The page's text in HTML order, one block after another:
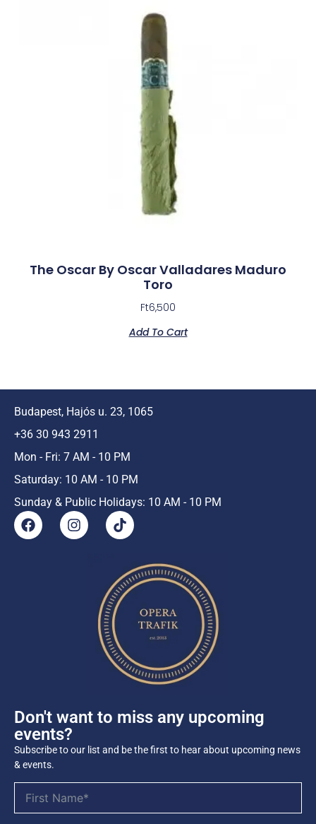
The Oscar By Oscar Valladares Maduro
Toro
Ft6,500
Add To Cart
Budapest, Hajós u. 23, 1065
+36 30 943 2911
Mon - Fri: 7 AM - 10 PM
Saturday: 10 AM - 10 PM
Sunday & Public Holidays: 10 AM - 10 PM
Don't want to miss any upcoming
events?
Subscribe to our list and be the first to hear about upcoming news
& events.